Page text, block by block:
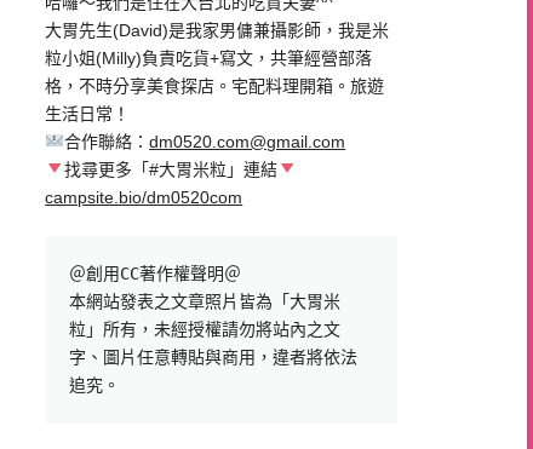
大胃先生(David)是我家男傭兼攝影師，我是米
粒小姐(Milly)負責吃貨+寫文，共筆經營部落
格，不時分享美食探店。宅配料理開箱。旅遊
生活日常！
合作聯絡：dm0520.com@gmail.com
找尋更多「#大胃米粒」連結
campsite.bio/dm0520com
＠創用CC著作權聲明＠
本網站發表之文章照片皆為「大胃米
粒」所有，未經授權請勿將站內之文
字、圖片任意轉貼與商用，違者將依法
追究。